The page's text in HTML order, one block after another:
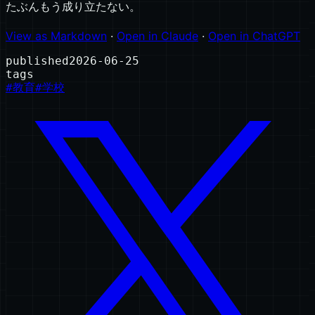
たぶんもう成り立たない。
View as Markdown · Open in Claude · Open in ChatGPT
published 2026-06-25
tags
#教育#学校